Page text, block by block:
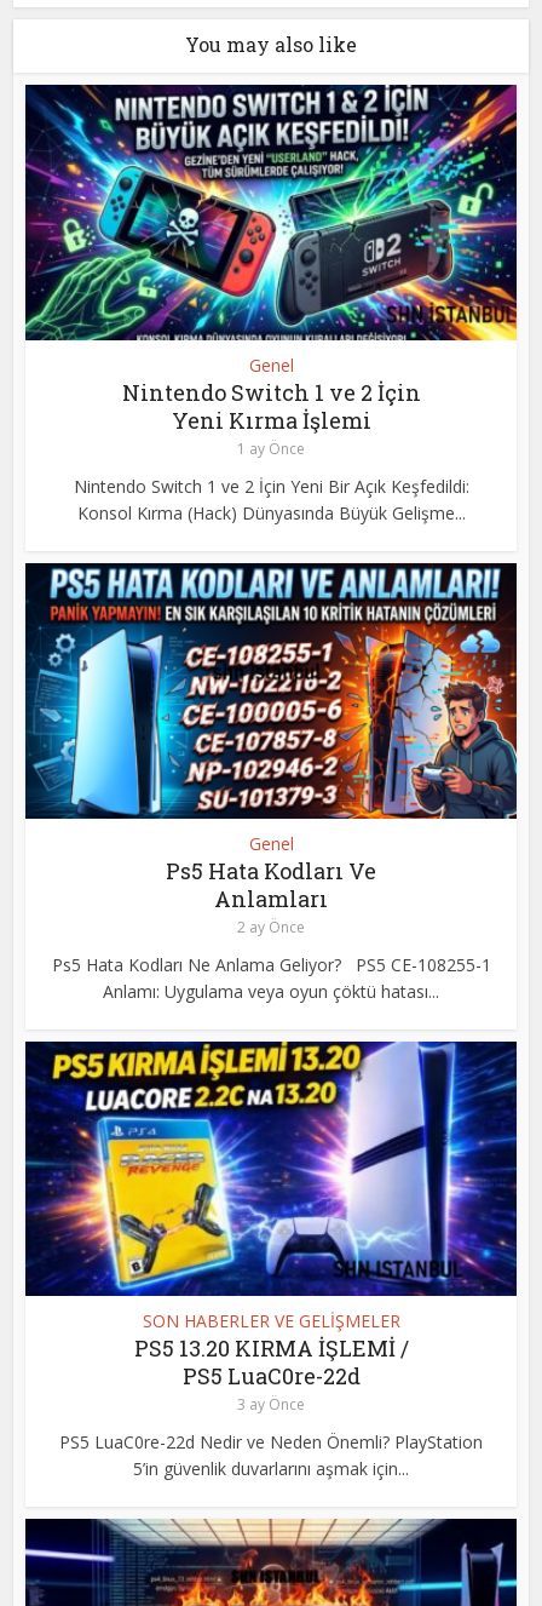
You may also like
Genel
Nintendo Switch 1 ve 2 İçin
Yeni Kırma İşlemi
1 ay Önce
Nintendo Switch 1 ve 2 İçin Yeni Bir Açık Keşfedildi:
Konsol Kırma (Hack) Dünyasında Büyük Gelişme...
Genel
Ps5 Hata Kodları Ve
Anlamları
2 ay Önce
Ps5 Hata Kodları Ne Anlama Geliyor? PS5 CE-108255-1
Anlamı: Uygulama veya oyun çöktü hatası...
SON HABERLER VE GELİŞMELER
PS5 13.20 KIRMA İŞLEMİ /
PS5 LuaC0re-22d
3 ay Önce
PS5 LuaC0re-22d Nedir ve Neden Önemli? PlayStation
5’in güvenlik duvarlarını aşmak için...